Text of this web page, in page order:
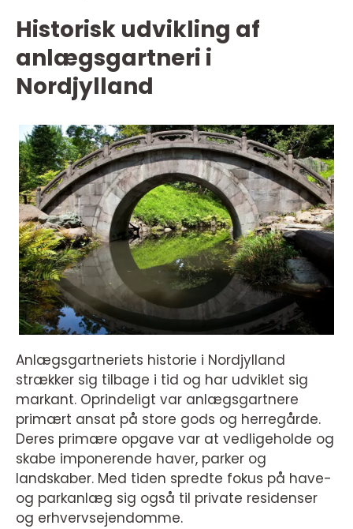
Historisk udvikling af
anlægsgartneri i
Nordjylland
Anlægsgartneriets historie i Nordjylland
strækker sig tilbage i tid og har udviklet sig
markant. Oprindeligt var anlægsgartnere
primært ansat på store gods og herregårde.
Deres primære opgave var at vedligeholde og
skabe imponerende haver, parker og
landskaber. Med tiden spredte fokus på have-
og parkanlæg sig også til private residenser
og erhvervsejendomme.